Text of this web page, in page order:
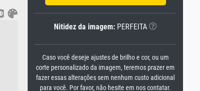
Nitidez da imagem: PERFEITA
Caso você deseje ajustes de brilho e cor, ou um
corte personalizado da imagem, teremos prazer em
fazer essas alterações sem nenhum custo adicional
para você. Por favor, não hesite em nos contatar.